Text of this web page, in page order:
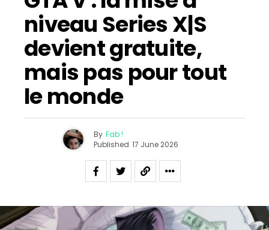
niveau Series X|S
devient gratuite,
mais pas pour tout
le monde
By Fab !
Published 17 June 2026